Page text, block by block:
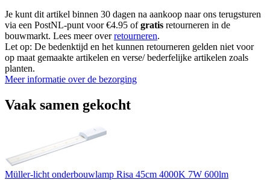
Je kunt dit artikel binnen 30 dagen na aankoop naar ons terugsturen
via een PostNL-punt voor €4.95 ofgratis retourneren in de
bouwmarkt. Lees meer overretourneren.
Let op: De bedenktijd en het kunnen retourneren gelden niet voor
op maat gemaakte artikelen en verse/ bederfelijke artikelen zoals
planten.
Meer informatie over de bezorging
Vaak samen gekocht
Müller-licht onderbouwlamp Risa 45cm 4000K 7W 600lm